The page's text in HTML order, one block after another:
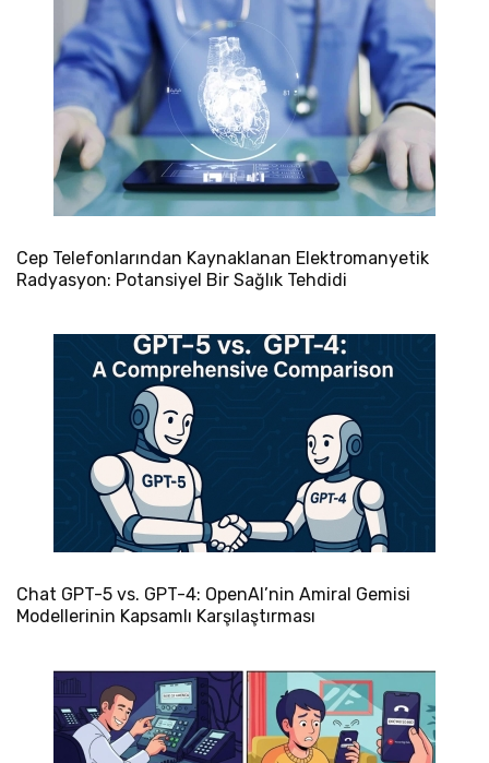
Cep Telefonlarından Kaynaklanan Elektromanyetik
Radyasyon: Potansiyel Bir Sağlık Tehdidi
Chat GPT-5 vs. GPT-4: OpenAI’nin Amiral Gemisi
Modellerinin Kapsamlı Karşılaştırması